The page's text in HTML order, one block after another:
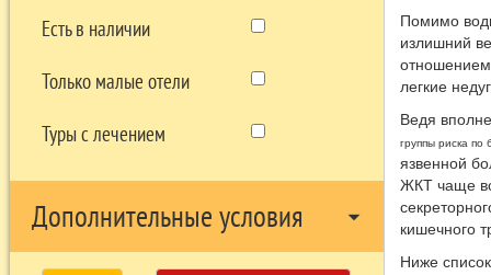
Есть в наличии
Только малые отели
Туры с лечением
Дополнительные условия arrow_drop_down
Помимо
излишний
легкие
Ведя
группы риска
язвенной
ЖКТ чаще
кишечного
Ниже